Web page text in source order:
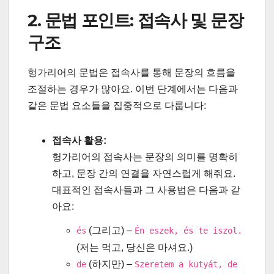
2. 문법 포인트: 접속사 및 문장
구조
헝가리어의 문법은 접속사를 통해 문장의 흐름을
조절하는 경우가 많아요. 이번 단계에서는 다음과
같은 문법 요소들을 집중적으로 다룹니다:
접속사 활용:
헝가리어의 접속사는 문장의 의미를 명확히
하고, 문장 간의 연결을 자연스럽게 해줘요.
대표적인 접속사들과 그 사용법은 다음과 같
아요:
és (그리고) – Én eszek, és te iszol.
(저는 먹고, 당신은 마셔요.)
de (하지만) – Szeretem a kutyát, de